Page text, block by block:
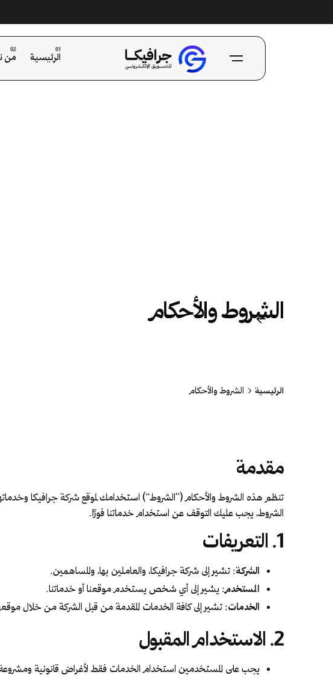
to
الرئيسية من
الشروط والأحكام
الرئيسية الشروط والأحكام
مقدمة
تنظم هذه الشروط والأحكام (“الشروط”) استخدامك لموقع شركة جرافيكا
الشروط، يجب عليك التوقف عن استخدام خدماتنا فورًا.
1. التعريفات
الشركة: تشير إلى شركة جرافيكا، والعاملين بها، والمساهمين.
المستخدم: يشير إلى أي شخص يستخدم موقعنا أو خدماتنا.
الخدمات: تشير إلى كافة الخدمات المقدمة من قبل الشركة من خلال
2. الاستخدام المقبول
يجب على المستخدمين استخدام الخدمات فقط لأغراض قانونية